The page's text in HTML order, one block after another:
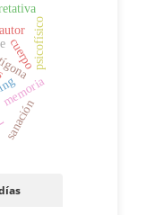
memoria
sanación
psicofísico
cuerpo